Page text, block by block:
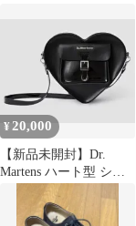
¥ 20,000
【新品未開封】Dr.
Martens ハート型 ショ
ルダーバッグ